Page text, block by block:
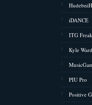
iDANCE
ITG Freak
Kyle Ward
PIU Pro
Positive